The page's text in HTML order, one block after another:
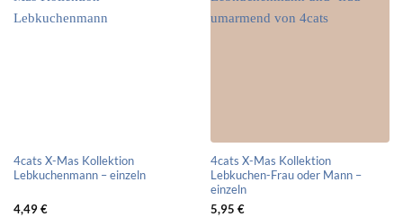
4cats X-Mas Kollektion
Lebkuchenmann – einzeln
4,49€
4cats X-Mas Kollektion
Lebkuchen-Frau oder Mann –
einzeln
5,95 €